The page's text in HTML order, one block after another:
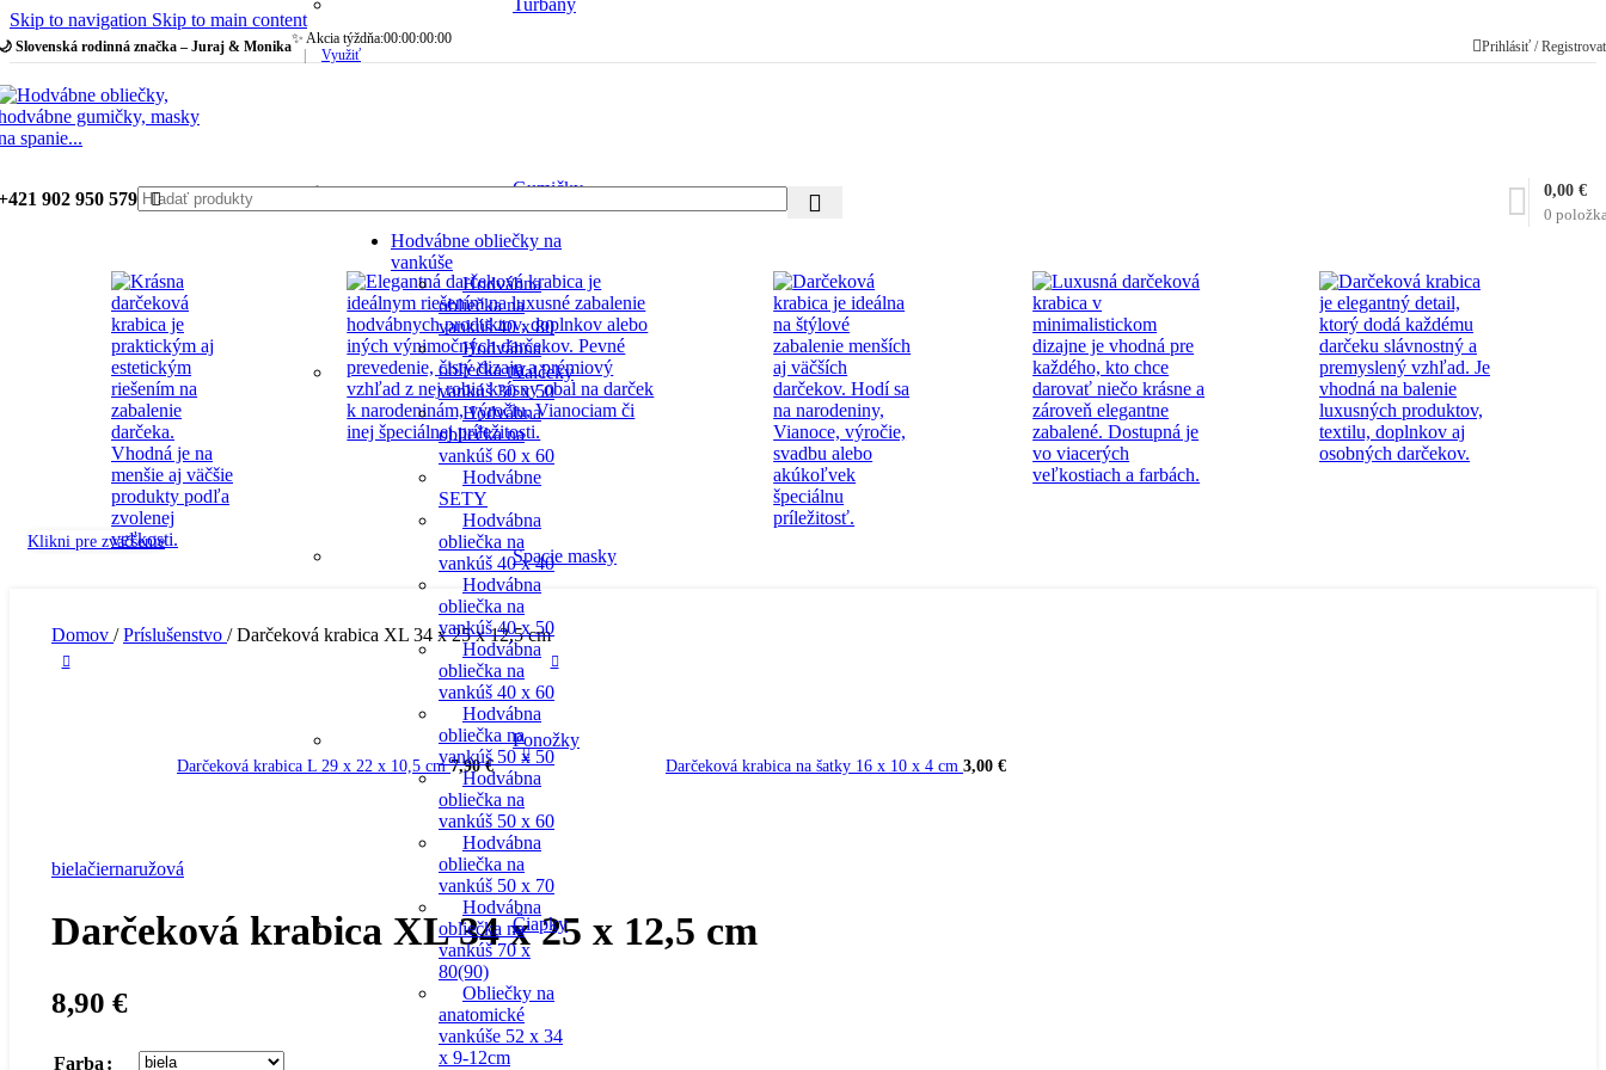
Skip to navigation Skip to main content
Slovenská rodinná značka – Juraj & Monika✨ Akcia týždňa:00:00:00:00
Využiť Prihlásiť /
Gumičky
Valčeky
Spacie masky
Ponožky
Čiapky
902 950 579
Hodvábne obliečky na
vankúše
Hodvábna
obliečka na
vankúš 40 x 80
Hodvábna
obliečka na
vankúš 30 x 50
Hodvábna
obliečka na
vankúš 60 x 60
Hodvábne
SETY
Hodvábna
obliečka na
vankúš 40 x 40
Hodvábna
obliečka na
vankúš 40 x 50
Hodvábna
obliečka na
vankúš 40 x 60
Hodvábna
obliečka na
vankúš 50 x 50
Hodvábna
obliečka na
vankúš 50 x 60
Hodvábna
obliečka na
vankúš 50 x 70
Hodvábna
obliečka na
vankúš 70 x
80(90)
Obliečky na
anatomické
vankúše 52 x 34
x 9-12cm
0
0,00 €
Klikni pre zväčšenie
Domov / Príslušenstvo / Darčeková krabica XL 34 x 25 x 12,5 cm
Darčeková krabica L 29 x 22 x 10,5 cm7,90€ Darčeková krabica na šatky 16 x 10 x 4 cm 3,00 €
bielačiernaružová
Darčeková krabica XL 34 x 25 x 12,5 cm
8,90 €
Farba